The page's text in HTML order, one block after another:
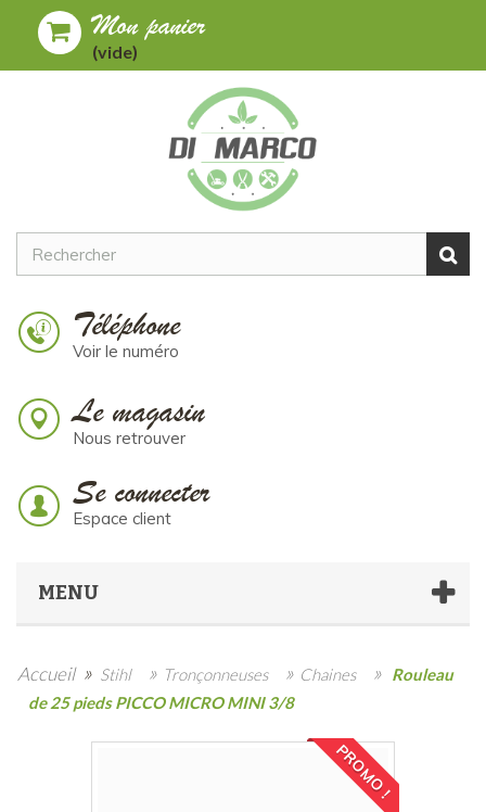
Mon panier
(vide)
Téléphone
Voir le numéro
Le magasin
Nous retrouver
Se connecter
Espace client
MENU
Accueil » Stihl » Tronçonneuses » Chaines » Rouleau
de 25 pieds PICCO MICRO MINI 3/8
PROMO !